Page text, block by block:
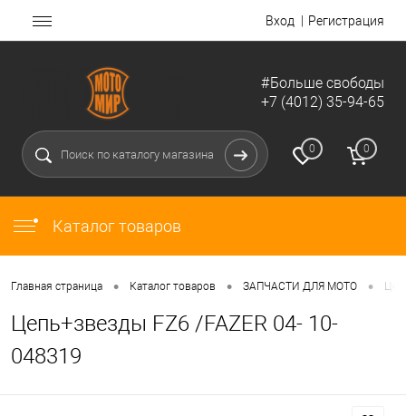
Вход Регистрация
#Больше свободы
+7 (4012) 35-94-65
0 0
Каталог товаров
Главная страница • Каталог товаров • ЗАПЧАСТИ ДЛЯ МОТО •
Цепь+звезды FZ6 /FAZER 04- 10-
048319